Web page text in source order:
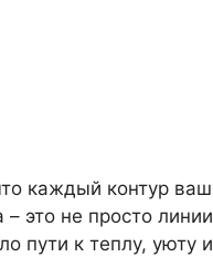
каждый контур
это не просто
пути к теплу, уюту и